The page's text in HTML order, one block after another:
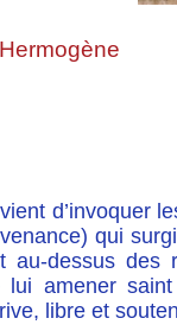
d’invoquer
qui
au-dessus des
lui amener
libre et